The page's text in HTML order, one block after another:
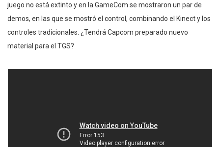
juego no está extinto y en la GameCom se mostraron un par de
demos, en las que se mostró el control, combinando el Kinect y los
controles tradicionales. ¿Tendrá Capcom preparado nuevo
material para el TGS?